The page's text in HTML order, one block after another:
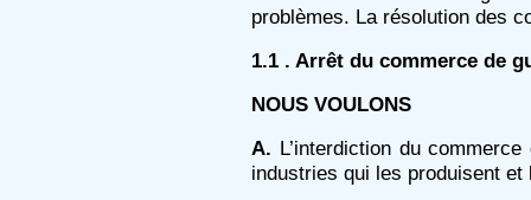
problèmes. La résolution des
1.1 . Arrêt du commerce de
NOUS VOULONS
A. L’interdiction du
industries qui les produisent et